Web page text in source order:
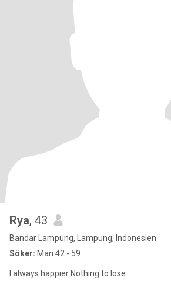
Rya, 43
Bandar Lampung, Lampung, Indonesien
Söker: Man 42 - 59
I always happier Nothing to lose